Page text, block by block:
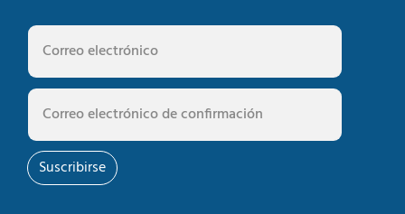
movilidad
humana
Suscribirse